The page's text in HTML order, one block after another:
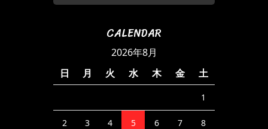
CALENDAR
2026年8月
日
月 火 水 木 金 土
1
2 3 4 5 6 7 8